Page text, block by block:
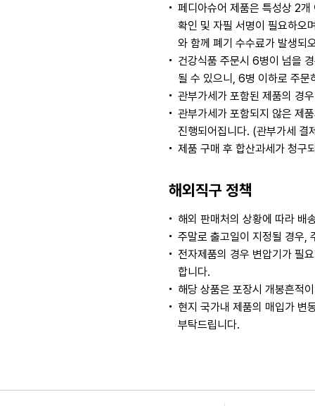
페디아슈어 제품은 특성상 2
확인 및 자필 서명이 필요하오
와 함께 폐기 수수료가 발생되
건강식품 주문시 6병이 넘을
될 수 있으니, 6병 이하로 주문
관부가세가 포함된 제품의 경
관부가세가 포함되지 않은 제
진행되어집니다. (관부가세 결
제품 구매 후 합산과세가 청구
해외직구 정책
해외 판매처의 상황에 따라 배
주말로 출고일이 지정될 경우,
전자제품의 경우 변압기가 필
합니다.
해당 상품은 포장시 개봉흔적
현지 국가내 제품의 매입가 변
부탁드립니다.